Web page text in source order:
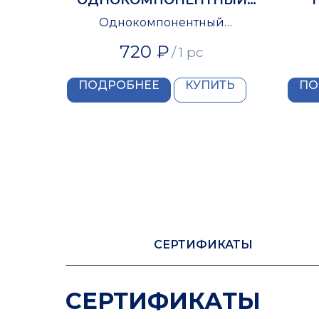
ПОЛИУРЕТАНОВЫЙ
Однокомпонентный
720 ₽/1 pc
ПОДРОБНЕЕ КУПИТЬ
СЕРТИФИКАТЫ
СЕРТИФИКАТЫ